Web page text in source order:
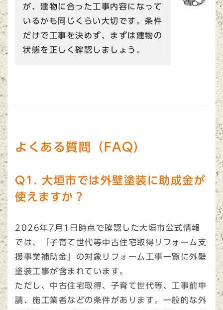
が、建物に合った工事内容になって
いるかも同じくらい大切です。条件
だけで工事を決めず、まずは建物の
状態を正しく確認しましょう。
よくある質問（FAQ）
Q1. 大垣市では外壁塗装に助成金が
使えますか？
2026年7月1日時点で確認した大垣市公式情報
では、「子育て世代等中古住宅取得リフォーム支
援事業補助金」の対象リフォーム工事一覧に外壁
塗装工事が含まれています。
ただし、中古住宅取得、子育て世代等、工事前申
請、施工業者などの条件があります。一般的な外